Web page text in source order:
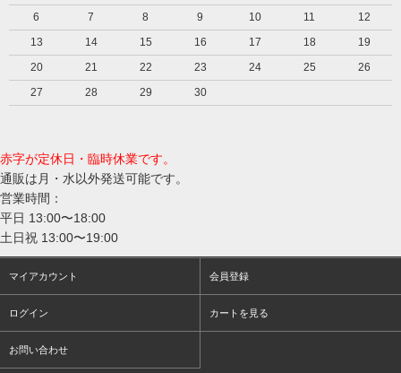
6
7 8 9 10 11
12
13
14 15 16 17 18
19
20
21 22 23 24 25
26
27
28 29 30
赤字が定休日・臨時休業です。
通販は月・水以外発送可能です。
営業時間：
平日 13:00〜18:00
土日祝 13:00〜19:00
マイアカウント 会員登録
ログイン カートを見る
お問い合わせ